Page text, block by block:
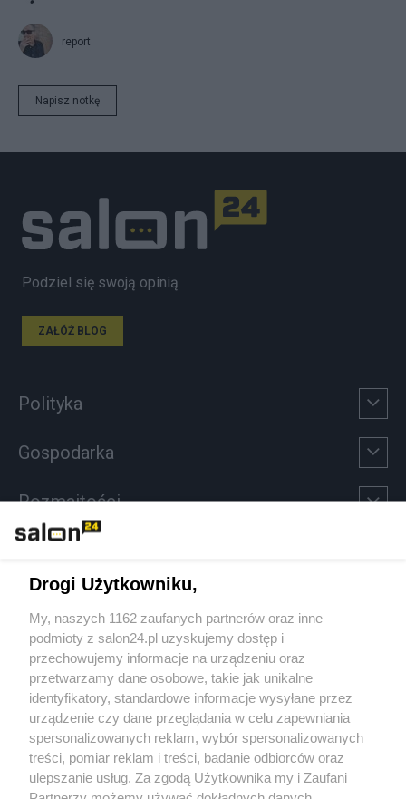
report
Napisz notkę
Podziel się swoją opinią
ZAŁÓŻ BLOG
Polityka
Gospodarka
Rozmaitości
Sport
Społeczeństwo
Kultura
X Facebook Instagram Youtube
Drogi Użytkowniku,
My, naszych 1162 zaufanych partnerów oraz inne
podmioty z salon24.pl uzyskujemy dostęp i
przechowujemy informacje na urządzeniu oraz
przetwarzamy dane osobowe, takie jak unikalne
identyfikatory, standardowe informacje wysyłane przez
urządzenie czy dane przeglądania w celu zapewniania
spersonalizowanych reklam, wybór spersonalizowanych
treści, pomiar reklam i treści, badanie odbiorców oraz
ulepszanie usług. Za zgodą Użytkownika my i Zaufani